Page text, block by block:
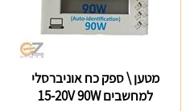
מטען \ ספק כח אוניברסלי
למחשבים 15-20V 90W